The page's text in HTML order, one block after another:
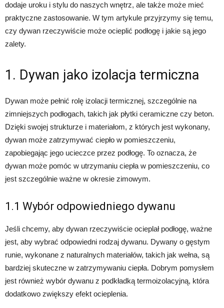
dodaje uroku i stylu do naszych wnętrz, ale także może mieć
praktyczne zastosowanie. W tym artykule przyjrzymy się temu,
czy dywan rzeczywiście może ocieplić podłogę i jakie są jego
zalety.
1. Dywan jako izolacja termiczna
Dywan może pełnić rolę izolacji termicznej, szczególnie na
zimniejszych podłogach, takich jak płytki ceramiczne czy beton.
Dzięki swojej strukturze i materiałom, z których jest wykonany,
dywan może zatrzymywać ciepło w pomieszczeniu,
zapobiegając jego ucieczce przez podłogę. To oznacza, że
dywan może pomóc w utrzymaniu ciepła w pomieszczeniu, co
jest szczególnie ważne w okresie zimowym.
1.1 Wybór odpowiedniego dywanu
Jeśli chcemy, aby dywan rzeczywiście ocieplał podłogę, ważne
jest, aby wybrać odpowiedni rodzaj dywanu. Dywany o gęstym
runie, wykonane z naturalnych materiałów, takich jak wełna, są
bardziej skuteczne w zatrzymywaniu ciepła. Dobrym pomysłem
jest również wybór dywanu z podkładką termoizolacyjną, która
dodatkowo zwiększy efekt ocieplenia.